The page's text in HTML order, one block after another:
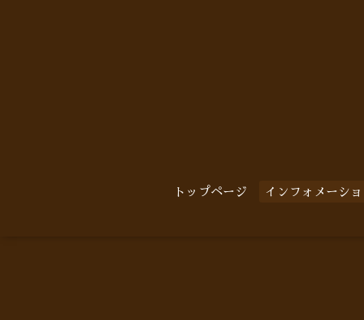
トップページ インフォメーシ